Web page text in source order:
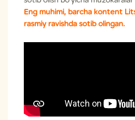
Eng muhimi, barcha kontent
rasmiy ravishda sotib olingan.